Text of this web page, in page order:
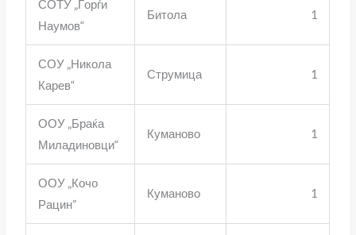
СОТУ „Ѓорѓи
Наумов“
Битола 1
СОУ „Никола
Карев“
Струмица 1
ООУ „Браќа
Миладиновци“
Куманово 1
ООУ „Кочо
Рацин”
Куманово 1